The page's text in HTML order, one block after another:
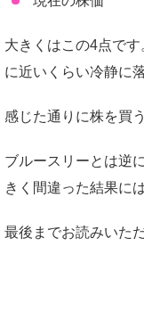
大きくはこの4点で
に近いくらい冷静に
感じた通りに株を買
ブルースリーとは逆
きく間違った結果に
最後までお読みいた